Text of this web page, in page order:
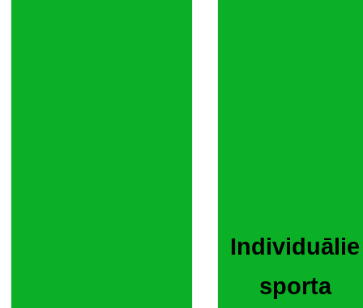
Individuālie
sporta